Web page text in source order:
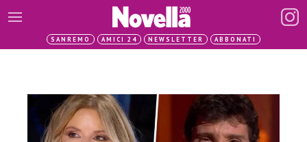
SANREMO AMICI 24 NEWSLETTER ABBONATI